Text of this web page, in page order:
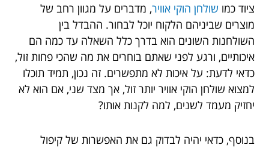
ציוד כמו שולחן הוקי אוויר, מדברים על מגוון רחב של
מוצרים שביניהם הלקוח יוכל לבחור. ההבדל בין
השולחנות השונים הוא בדרך כלל השאלה עד כמה הם
איכותיים, ורגע לפני שאתם בוחרים את מה שהכי פחות זול,
כדאי לדעת: על איכות לא מתפשרים. זה נכון, תמיד תוכלו
למצוא שולחן הוקי אוויר יותר זול, אך מצד שני, אם הוא לא
יחזיק מעמד לשנים, למה לקנות אותו?
בנוסף, כדאי יהיה לבדוק גם את האפשרות של קיפול